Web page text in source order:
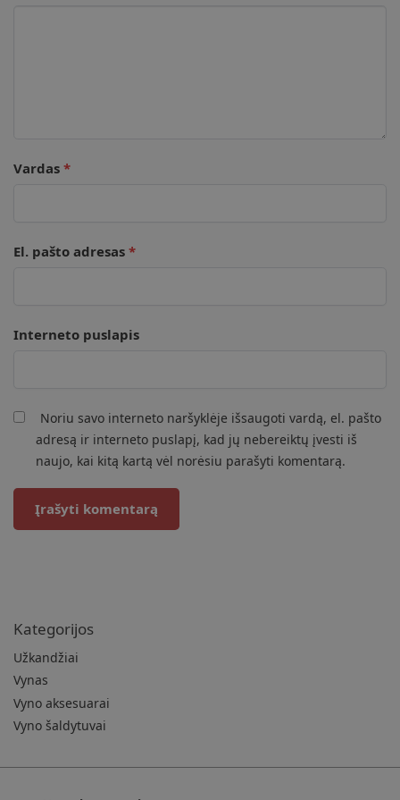
Vardas *
El. pašto adresas *
Interneto puslapis
Noriu savo interneto naršyklėje išsaugoti vardą, el. pašto
adresą ir interneto puslapį, kad jų nebereiktų įvesti iš
naujo, kai kitą kartą vėl norėsiu parašyti komentarą.
Kategorijos
Užkandžiai
Vynas
Vyno aksesuarai
Vyno šaldytuvai